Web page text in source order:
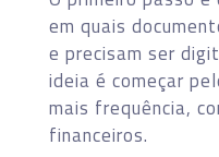
em quais
e precisam ser
ideia é começar
mais frequência,
financeiros.